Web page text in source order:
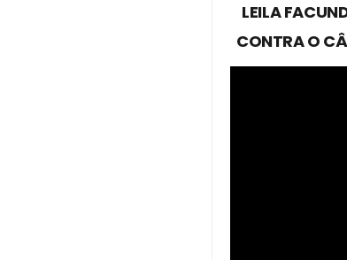
LEILA
CONTRA O